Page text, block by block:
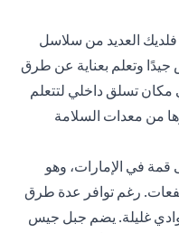
العديد من سلاسل
جيدًا وتعلم بعناية عن طرق
مكان تسلق داخلي لتتعلم
من معدات السلامة
في الإمارات، وهو
رغم توافر عدة طرق
غليلة. يضم جبل جيس